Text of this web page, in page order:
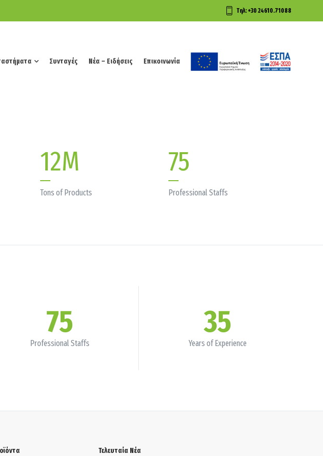
Τηλ: +30 24610.71088
Συνταγές Νέα – Ειδήσεις Επικοινωνία
12M
Tons of Products
75
Professional Staffs
75
Professional Staffs
35
Years of Experience
Τελευταία Νέα